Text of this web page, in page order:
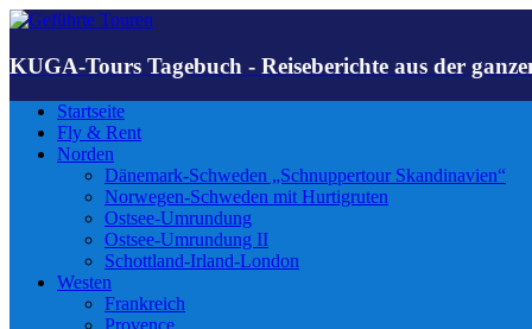
KUGA-Tours Tagebuch - Reiseberichte aus der
Startseite
Fly & Rent
Norden
Dänemark-Schweden „Schnuppertour Skandinavien“
Norwegen-Schweden mit Hurtigruten
Ostsee-Umrundung
Ostsee-Umrundung II
Schottland-Irland-London
Westen
Frankreich